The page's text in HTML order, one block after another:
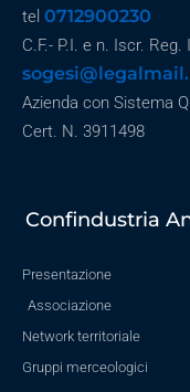
tel 0712900230
C.F.- P.I. e n. Iscr.
Azienda con Sistema
Cert. N. 3911498
Confindustria
Presentazione
Associazione
Network territoriale
Gruppi merceologici